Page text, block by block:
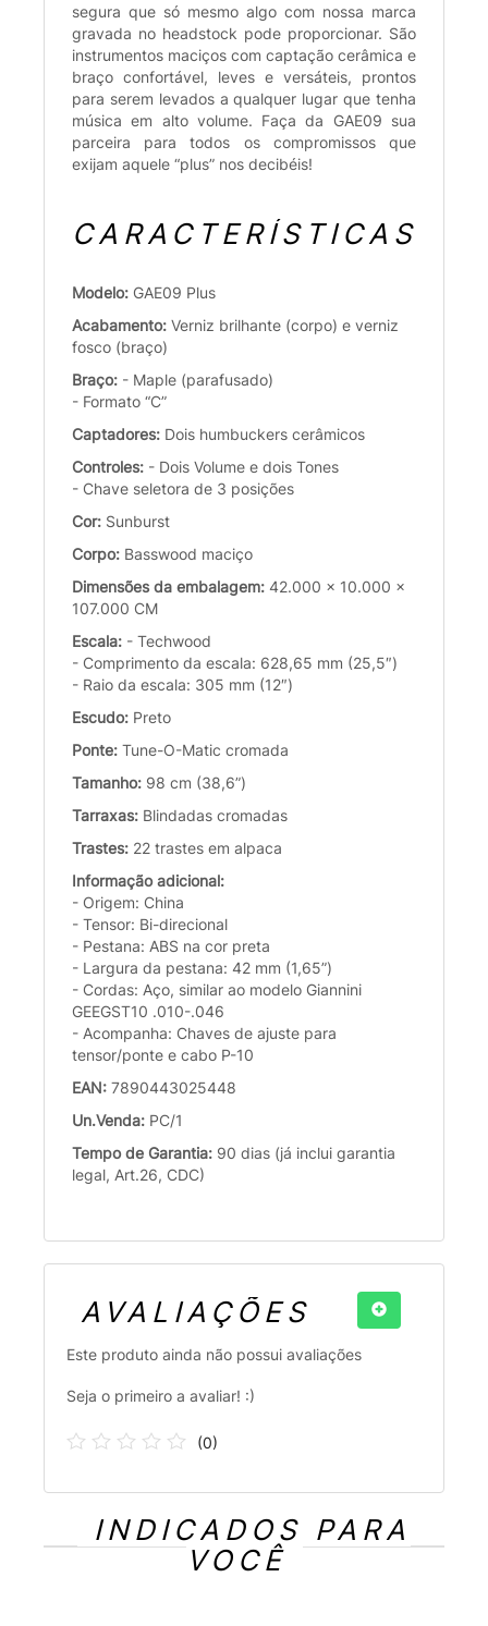
segura que só mesmo algo com nossa marca
gravada no headstock pode proporcionar. São
instrumentos maciços com captação cerâmica e
braço confortável, leves e versáteis, prontos
para serem levados a qualquer lugar que tenha
música em alto volume. Faça da GAE09 sua
parceira para todos os compromissos que
exijam aquele “plus” nos decibéis!
CARACTERÍSTICAS
Modelo: GAE09 Plus
Acabamento: Verniz brilhante (corpo) e verniz
fosco (braço)
Braço: - Maple (parafusado)
- Formato “C”
Captadores: Dois humbuckers cerâmicos
Controles: - Dois Volume e dois Tones
- Chave seletora de 3 posições
Cor: Sunburst
Corpo: Basswood maciço
Dimensões da embalagem: 42.000 x 10.000 x
107.000 CM
Escala: - Techwood
- Comprimento da escala: 628,65 mm (25,5″)
- Raio da escala: 305 mm (12″)
Escudo: Preto
Ponte: Tune-O-Matic cromada
Tamanho: 98 cm (38,6”)
Tarraxas: Blindadas cromadas
Trastes: 22 trastes em alpaca
Informação adicional:
- Origem: China
- Tensor: Bi-direcional
- Pestana: ABS na cor preta
- Largura da pestana: 42 mm (1,65”)
- Cordas: Aço, similar ao modelo Giannini
GEEGST10 .010-.046
- Acompanha: Chaves de ajuste para
tensor/ponte e cabo P-10
EAN: 7890443025448
Un.Venda: PC/1
Tempo de Garantia: 90 dias (já inclui garantia
legal, Art.26, CDC)
AVALIAÇÕES
Este produto ainda não possui avaliações
Seja o primeiro a avaliar! :)
(0)
INDICADOS PARA
VOCÊ